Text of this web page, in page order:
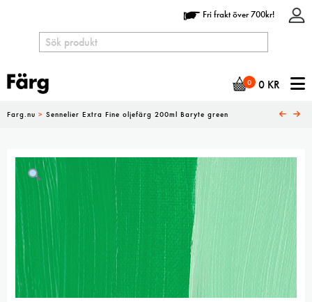
Fri frakt över 700kr!
0 0 KR
Farg.nu > Sennelier Extra Fine oljefärg 200ml Baryte green